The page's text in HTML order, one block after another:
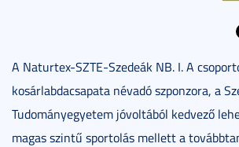
A Naturtex-SZTE-Szedeák NB. I. A
kosárlabdacsapata névadó szponzora, a
Tudományegyetem jóvoltából kedvező
magas szintű sportolás mellett a